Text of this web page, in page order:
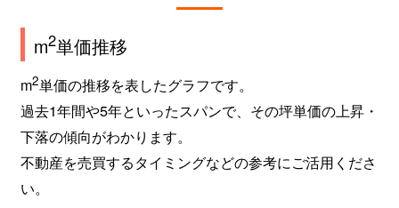
m2単価推移
m2単価の推移を表したグラフです。
過去1年間や5年といったスパンで、その坪単価の上昇・
下落の傾向がわかります。
不動産を売買するタイミングなどの参考にご活用くださ
い。